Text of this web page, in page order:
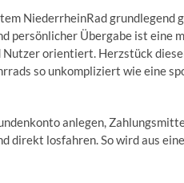
NiederrheinRad grundlegend
persönlicher Übergabe ist eine
Nutzer orientiert. Herzstück
so unkompliziert wie eine
anlegen,
direkt losfahren. So wird aus